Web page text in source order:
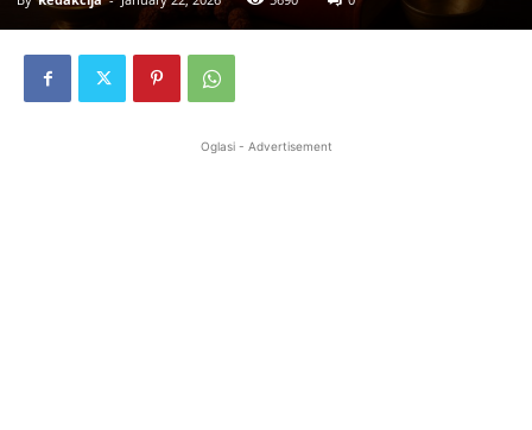
Oglasi - Advertisement